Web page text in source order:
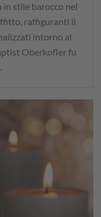
stile barocco nel
raffiguranti il
intorno al
Oberkofler fu